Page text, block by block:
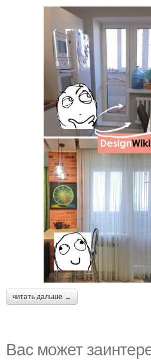
читать дальше →
Вас может